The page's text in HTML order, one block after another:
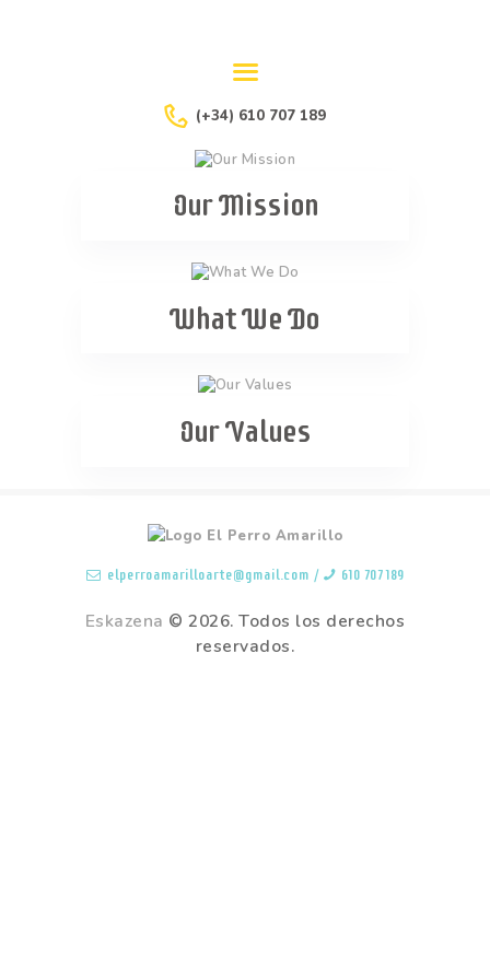
(+34) 610 707 189
PROGRAMACIÓN
2023/24
Our Mission
What We Do
Our Values
elperroamarilloarte@gmail.com / 610 707 189
Eskazena © 2026. Todos los derechos
reservados.